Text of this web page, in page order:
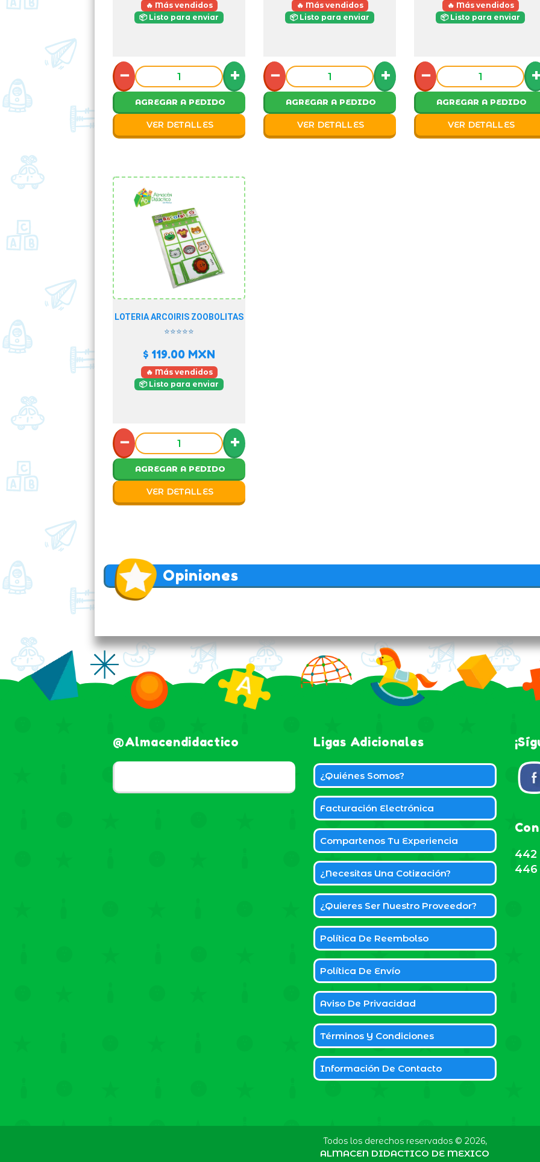
🔥 Más vendidos
📦 Listo para enviar
− +
AGREGAR A PEDIDO
VER DETALLES
🔥 Más vendidos
📦 Listo para enviar
− +
AGREGAR A PEDIDO
VER DETALLES
🔥 Más vendidos
📦 Listo para enviar
−
AGREGAR A PEDIDO
VER DETALLES
LOTERIA ARCOIRIS ZOOBOLITAS
⭐⭐⭐⭐⭐
$ 119.00 MXN
🔥 Más vendidos
📦 Listo para enviar
− +
AGREGAR A PEDIDO
VER DETALLES
Opiniones
@almacendidactico Ligas Adicionales
¿Quiénes Somos?
Facturación Electrónica
Compartenos Tu Experiencia
¿Necesitas Una Cotización?
¿Quieres Ser Nuestro Proveedor?
Política De Reembolso
Política De Envío
Aviso De Privacidad
Términos Y Condiciones
Información De Contacto
442
446
Todos los derechos reservados © 2026,
ALMACEN DIDACTICO DE MEXICO